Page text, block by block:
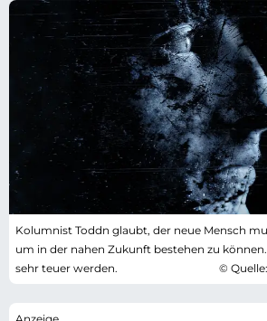
Kolumnist Toddn glaubt, der neue Mensch
um in der nahen Zukunft bestehen zu
sehr teuer werden.
©